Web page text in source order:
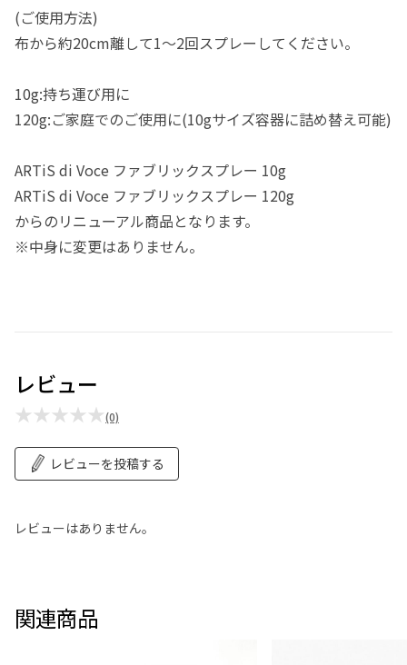
(ご使用方法)
布から約20cm離して1～2回スプレーしてください。
10g:持ち運び用に
120g:ご家庭でのご使用に(10gサイズ容器に詰め替え可能)
ARTiS di Voce ファブリックスプレー 10g
ARTiS di Voce ファブリックスプレー 120g
からのリニューアル商品となります。
※中身に変更はありません。
レビュー
★★★★★(0)
レビューを投稿する
レビューはありません。
関連商品